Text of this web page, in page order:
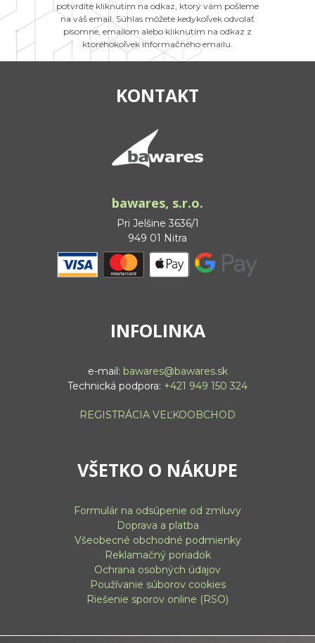
potvrdíte kliknutím na odkaz, ktorý vám pošleme
na váš email. Súhlas môžete kedykoľvek odvolať
písomne, emailom alebo kliknutím na odkaz z
ktoréhokoľvek informačného emailu.
KONTAKT
bawares, s.r.o.
Pri Jelšine 3636/1
949 01 Nitra
INFOLINKA
e-mail: bawares@bawares.sk
Technická podpora: +421 949 150 324
REGISTRÁCIA VEĽKOOBCHOD
VŠETKO O NÁKUPE
Formulár na odsúpenie od zmluvy
Doprava a platba
Všeobecné obchodné podmienky
Reklamačný poriadok
Ochrana osobných údajov
Používanie súborov cookies
Riešenie sporov online (RSO)